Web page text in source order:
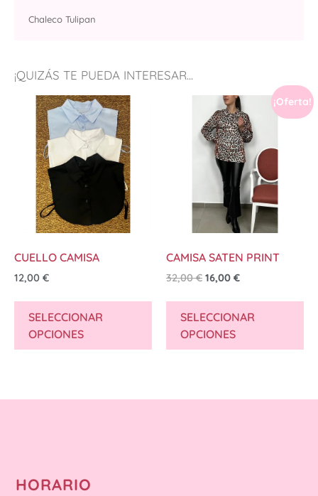
¡QUIZÁS TE PUEDA INTERESAR...
CUELLO CAMISA
12,00 €
SELECCIONAR
OPCIONES
¡Oferta!
CAMISA SATEN PRINT
32,00€ 16,00 €
SELECCIONAR
OPCIONES
Chaleco Tulipan
HORARIO